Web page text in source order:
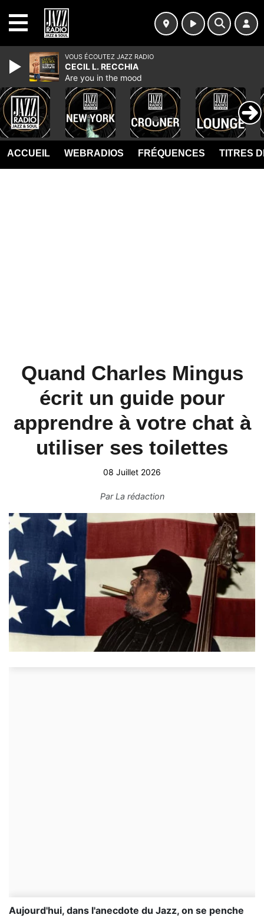
ACCUEIL WEBRADIOS FRÉQUENCES TITRES
Quand Charles Mingus
écrit un guide pour
apprendre à votre chat à
utiliser ses toilettes
08 Juillet 2026
ParLa rédaction
Aujourd'hui, dans l'anecdote du Jazz, on se penche
VOUS ÉCOUTEZ JAZZ RADIO
CECIL L. RECCHIA
Are you in the mood